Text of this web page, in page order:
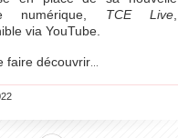
numérique, TCE Live
via YouTube.
faire découvrir…